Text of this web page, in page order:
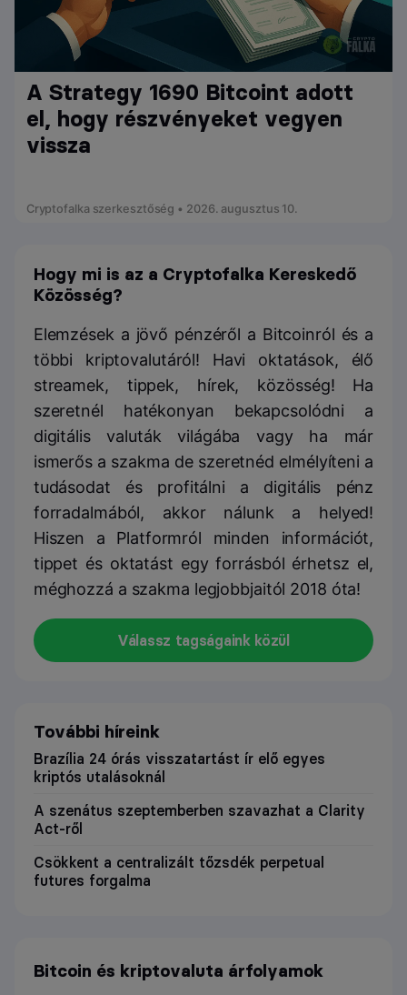
A Strategy 1690 Bitcoint adott
el, hogy részvényeket vegyen
vissza
Cryptofalka szerkesztőség • 2026. augusztus 10.
Hogy mi is az a Cryptofalka Kereskedő
Közösség?
Elemzések a jövő pénzéről a Bitcoinról és a
többi kriptovalutáról! Havi oktatások, élő
streamek, tippek, hírek, közösség! Ha
szeretnél hatékonyan bekapcsolódni a
digitális valuták világába vagy ha már
ismerős a szakma de szeretnéd elmélyíteni a
tudásodat és profitálni a digitális pénz
forradalmából, akkor nálunk a helyed!
Hiszen a Platformról minden információt,
tippet és oktatást egy forrásból érhetsz el,
méghozzá a szakma legjobbjaitól 2018 óta!
Válassz tagságaink közül
További híreink
Brazília 24 órás visszatartást ír elő egyes
kriptós utalásoknál
A szenátus szeptemberben szavazhat a Clarity
Act-ről
Csökkent a centralizált tőzsdék perpetual
futures forgalma
Bitcoin és kriptovaluta árfolyamok